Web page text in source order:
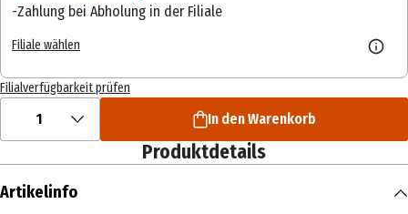
Zahlung bei Abholung in der Filiale
Filiale wählen
Filialverfügbarkeit prüfen
1 In den Warenkorb
Produktdetails
Artikelinfo